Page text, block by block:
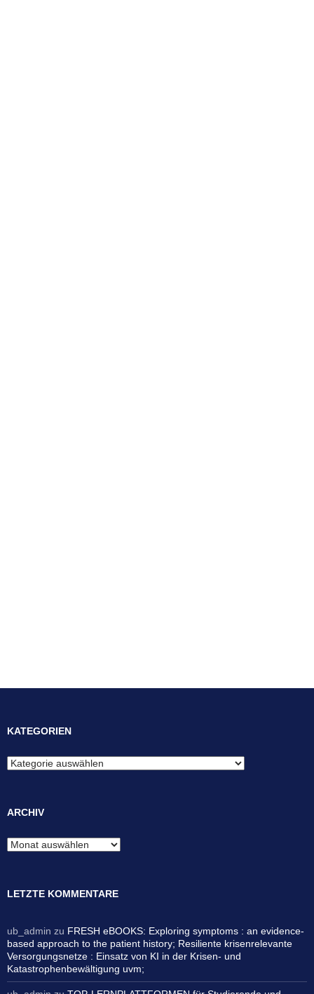
KATEGORIEN
Kategorien
ARCHIV
Archiv
LETZTE KOMMENTARE
ub_admin zu FRESH eBOOKS: Exploring symptoms : an evidence-
based approach to the patient history; Resiliente krisenrelevante
Versorgungsnetze : Einsatz von KI in der Krisen- und
Katastrophenbewältigung uvm;